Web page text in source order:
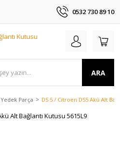
0532 730 89 10
ARA
Yedek Parça DS 5 / Citroen DS5 Akü Alt